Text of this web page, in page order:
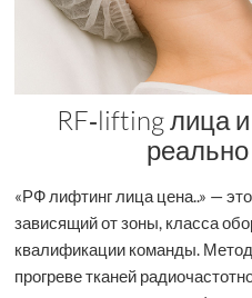
RF‑lifting лица
«РФ лифтинг лица цена..» —
зависящий от зоны, класса
квалификации команды.
прогреве тканей